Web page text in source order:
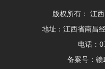
版权所有： 江
地址：江西省南昌
电话：
备案号： 赣